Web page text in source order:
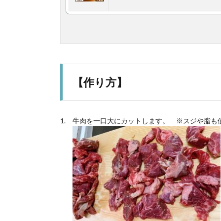
【作り方】
牛肉を一口大にカットします。 ※スジや脂も